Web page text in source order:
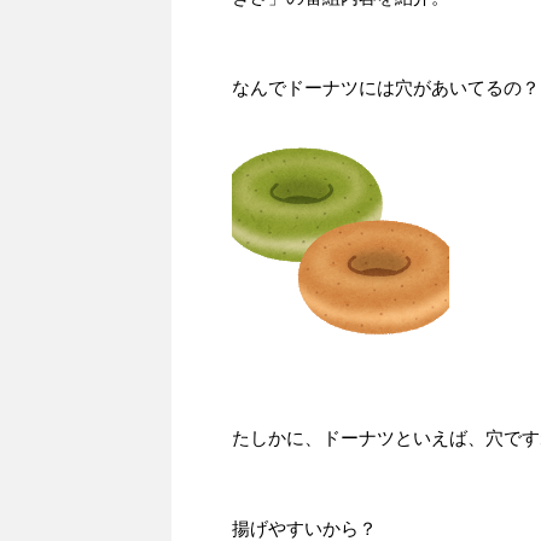
なんでドーナツには穴があいてるの？
たしかに、ドーナツといえば、穴で
揚げやすいから？